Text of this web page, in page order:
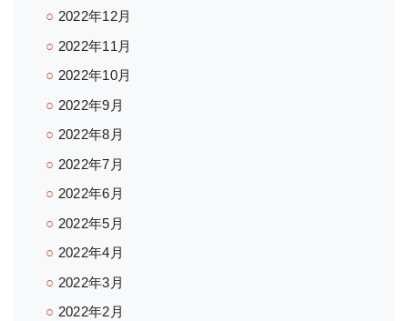
2022年12月
2022年11月
2022年10月
2022年9月
2022年8月
2022年7月
2022年6月
2022年5月
2022年4月
2022年3月
2022年2月